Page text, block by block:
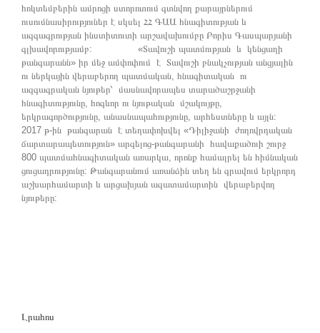
հոկտեմբերին ամրոցի ստորոտում գտնվող քարայրներում
ուսումնասիրություներ է սկսել ՀՀ ԳԱԱ հնագիտության և
ազգագրության ինստիտուտի արշավախումբը Բորիս Գասպարյանի
գլխավորությամբ: «Տավուշի պատմության և կենցաղի
թանգարանն» իր մեջ ամփոփում է Տավուշի բնակչության անցյալին
ու ներկային վերաբերող պատմական, հնագիտական ու
ազգագրական նյութեր՝ մասնավորապես տարածաշրջանի
հնագիտությունը, հոգևոր ու նյութական մշակույթը,
երկրագործությունը, անասնապահությունը, արհեստները և այլն:
2017 թ-ին թանգարան է տեղափոխվել «Դիլիջանի ժողովրդական
ճարտարապետություն» արգելոց-թանգարանի հավաքածուի շուրջ
800 պատմահնագիտական առարկա, որոնք համալրել են հիմնական
ցուցադրությունը: Թանգարանում առանձին տեղ են գրավում երկրորդ
աշխարհամարտի և արցախյան ազատամարտին վերաբերվող
նյութերը:
Լրահոս